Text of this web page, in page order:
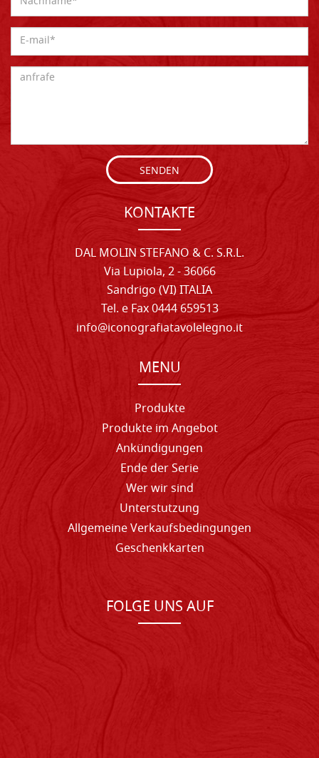
SENDEN
KONTAKTE
DAL MOLIN STEFANO & C. S.R.L.
Via Lupiola, 2 - 36066
Sandrigo (VI) ITALIA
Tel. e Fax 0444 659513
info@iconografiatavolelegno.it
MENU
Produkte
Produkte im Angebot
Ankündigungen
Ende der Serie
Wer wir sind
Unterstutzung
Allgemeine Verkaufsbedingungen
Geschenkkarten
FOLGE UNS AUF